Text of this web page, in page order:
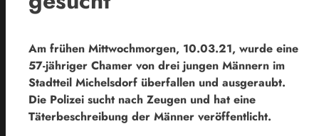
Am frühen Mittwochmorgen, 10.03.21, wurde eine
57-jähriger Chamer von drei jungen Männern im
Stadtteil Michelsdorf überfallen und ausgeraubt.
Die Polizei sucht nach Zeugen und hat eine
Täterbeschreibung der Männer veröffentlicht.